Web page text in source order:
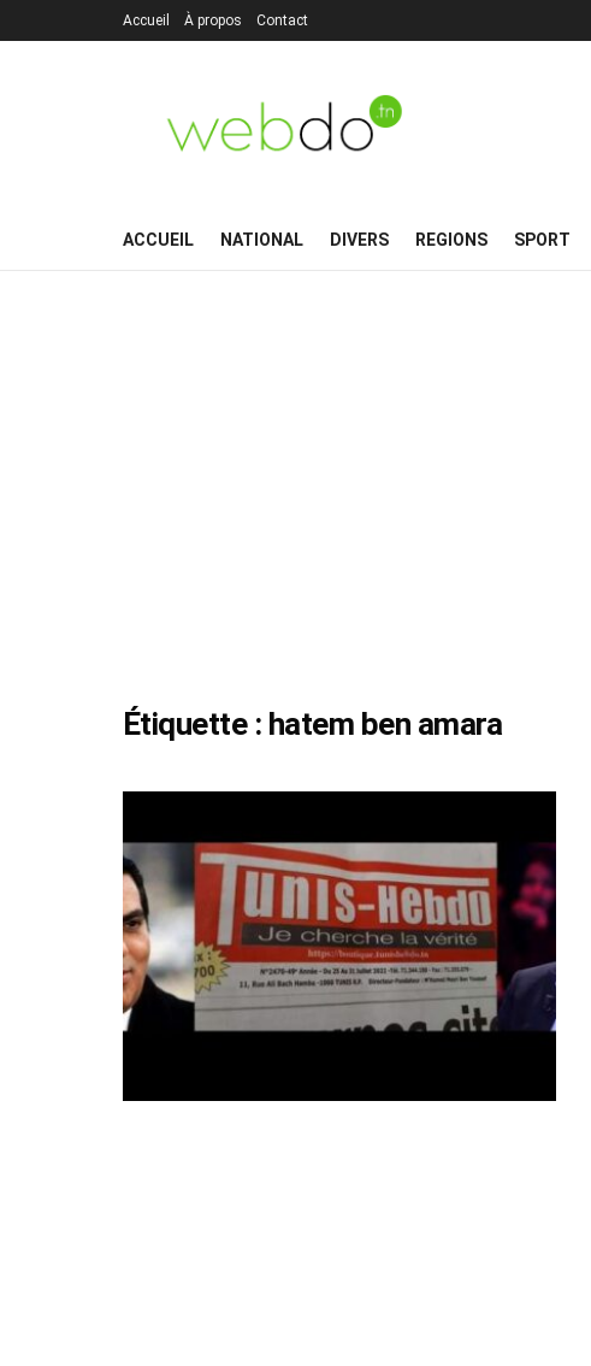
Accueil À propos Contact
ACCUEIL NATIONAL DIVERS REGIONS SPORT
Étiquette : hatem ben amara